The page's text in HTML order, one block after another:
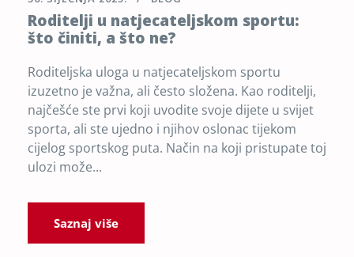
Roditelji u natjecateljskom sportu:
što činiti, a što ne?
Roditeljska uloga u natjecateljskom sportu
izuzetno je važna, ali često složena. Kao roditelji,
najčešće ste prvi koji uvodite svoje dijete u svijet
sporta, ali ste ujedno i njihov oslonac tijekom
cijelog sportskog puta. Način na koji pristupate toj
ulozi može...
Saznaj više